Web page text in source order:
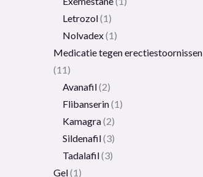
Letrozol 1
Nolvadex 1
Medicatie tegen erectiestoornissen
11
Avanafil 2
Flibanserin 1
Kamagra 2
Sildenafil 3
Tadalafil 3
Gel 1